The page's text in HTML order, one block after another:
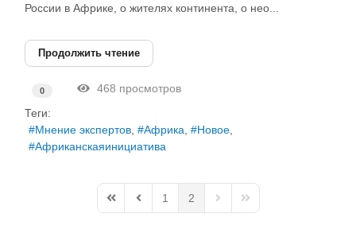
России в Африке, о жителях континента, о нео...
Продолжить чтение
0
468 просмотров
Теги:
Мнение экспертов
Африка
Новое
Африканскаяинициатива
First PagePrevious Page
1 2
Next PageLast Page